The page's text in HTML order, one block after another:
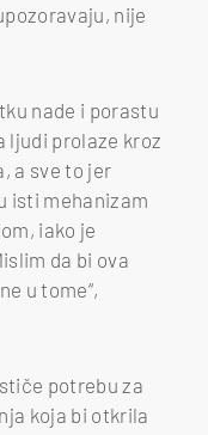
nije
nade i porastu
ljudi prolaze kroz
a sve to jer
isti mehanizam
iako je
da bi ova
u tome“,
potrebu za
koja bi otkrila